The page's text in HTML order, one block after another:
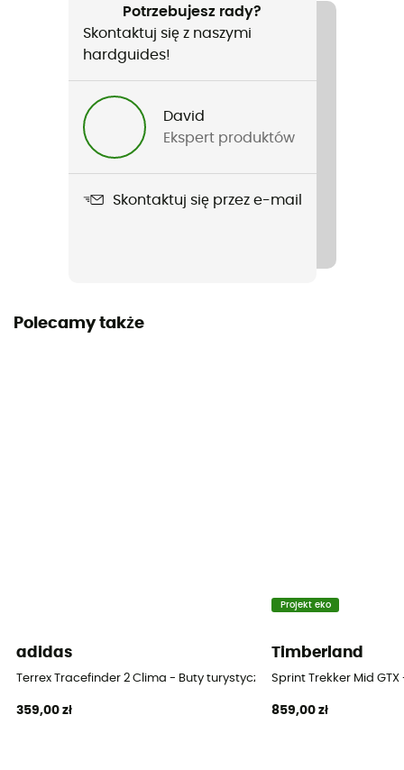
Nazwa produktu
Pasujące raki
Water-repellent
Wkładka wewnętrzna wyjmowana
Materiał cholewki
Cuir velours
Ochrona przed kamieniami
Potrzebujesz rady?
Skontaktuj się z naszymi
hardguides!
David
Ekspert produktów
Skontaktuj się przez e-mail
Polecamy także
adidas
Terrex Tracefinder 2 Clima - Buty turystyczne meskie
359,00 zł
Projekt eko
Timberland
Sprint Trekker Mid
859,00 zł